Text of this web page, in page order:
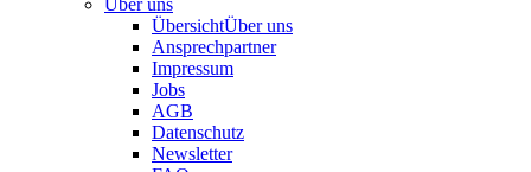
Über uns
ÜbersichtÜber uns
Ansprechpartner
Impressum
Jobs
AGB
Datenschutz
Newsletter